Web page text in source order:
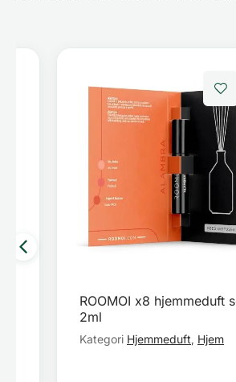
ROOMOI x8 hjemmeduft
2ml
Kategori Hjemmeduft, Hjem